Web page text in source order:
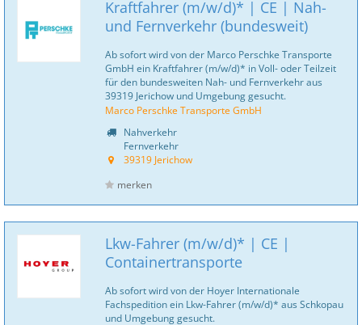
Kraftfahrer (m/w/d)* | CE | Nah-
und Fernverkehr (bundesweit)
Ab sofort wird von der Marco Perschke Transporte
GmbH ein Kraftfahrer (m/w/d)* in Voll- oder Teilzeit
für den bundesweiten Nah- und Fernverkehr aus
39319 Jerichow und Umgebung gesucht.
Marco Perschke Transporte GmbH
Nahverkehr
Fernverkehr
39319 Jerichow
merken
Lkw-Fahrer (m/w/d)* | CE |
Containertransporte
Ab sofort wird von der Hoyer Internationale
Fachspedition ein Lkw-Fahrer (m/w/d)* aus Schkopau
und Umgebung gesucht.